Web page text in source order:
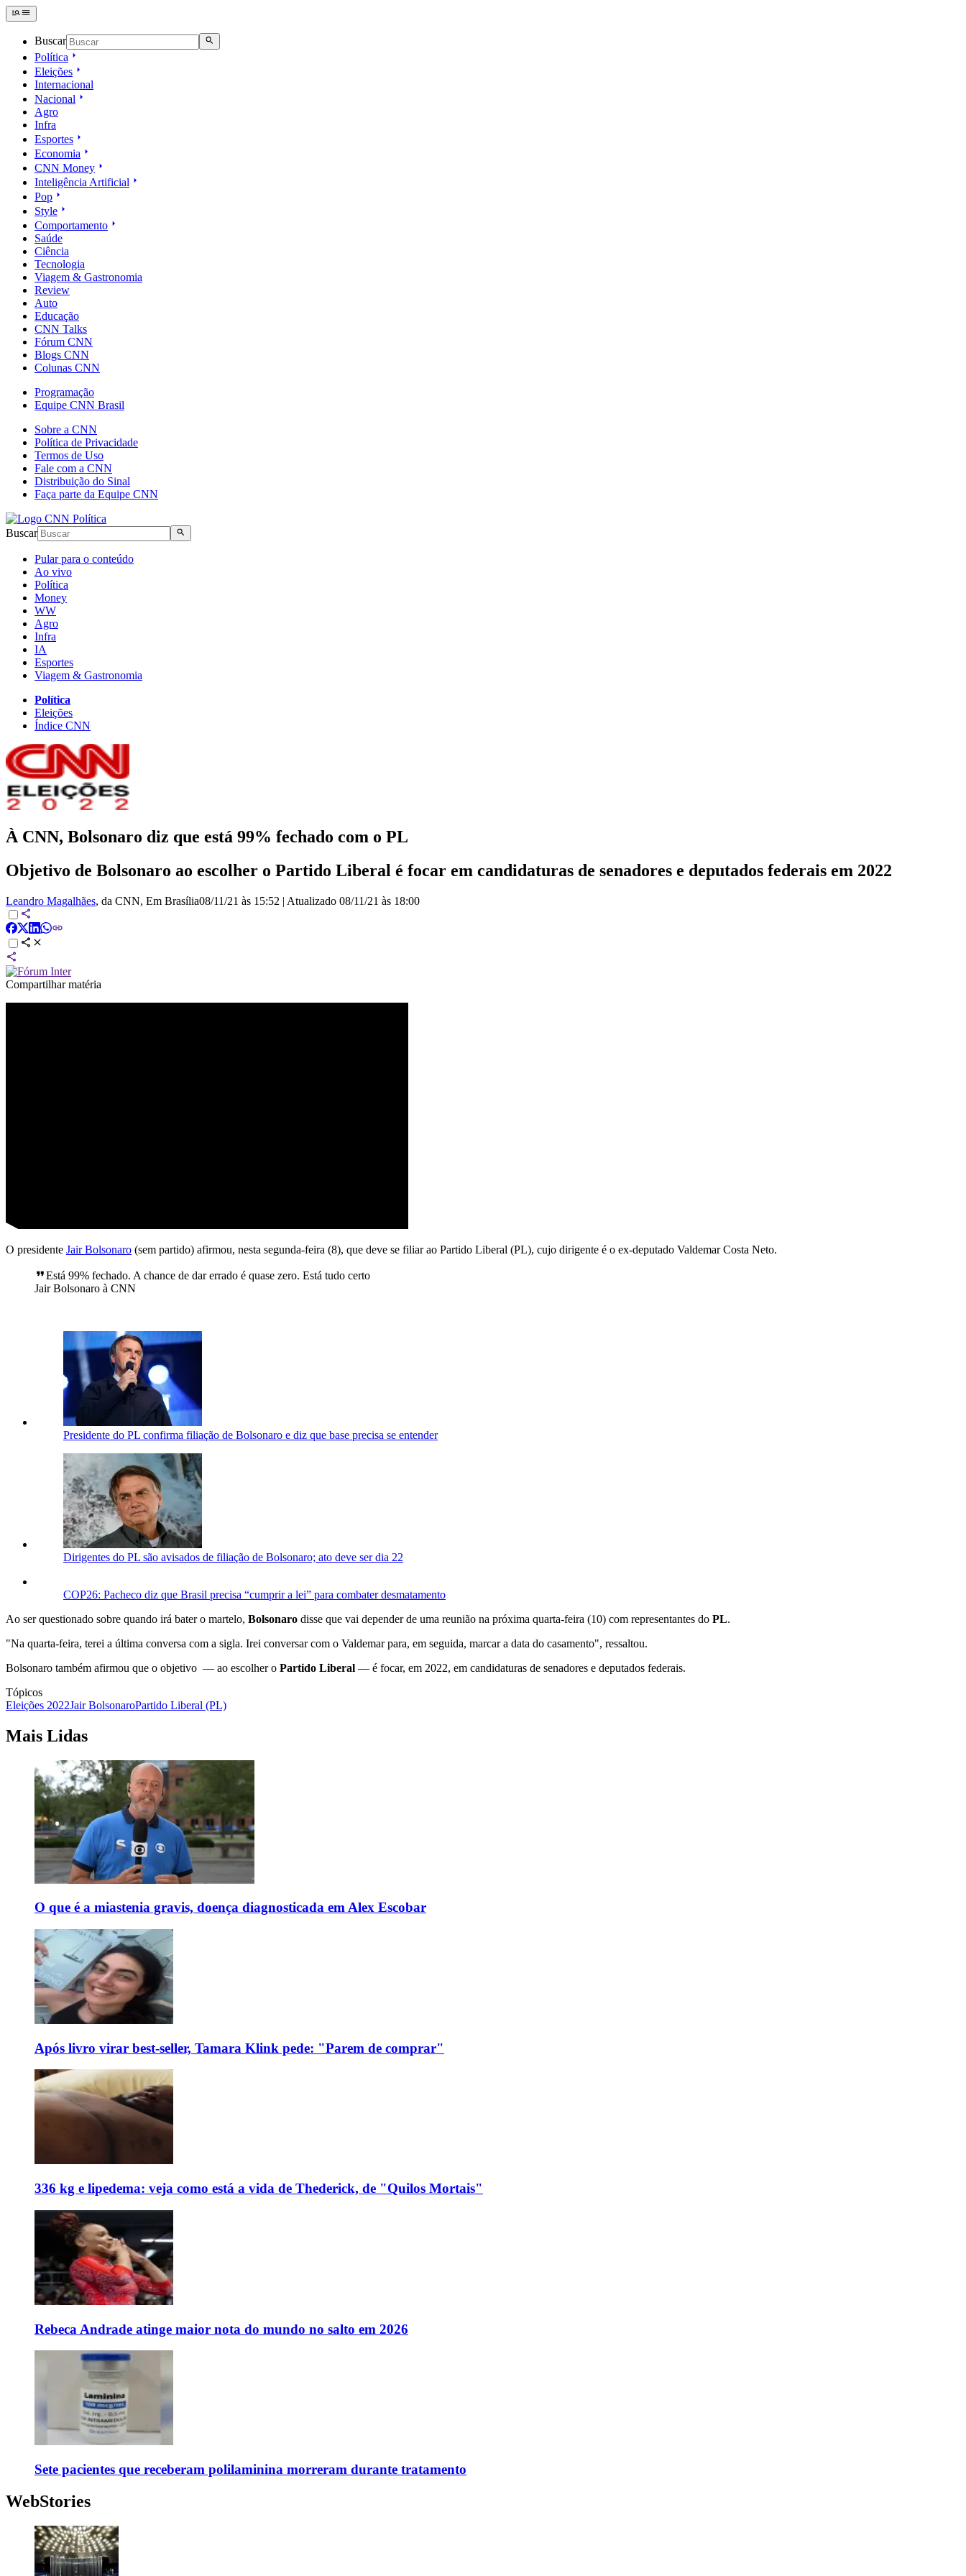
Buscar
Política
Eleições
Internacional
Nacional
Agro
Infra
Esportes
Economia
CNN Money
Inteligência Artificial
Pop
Style
Comportamento
Saúde
Ciência
Tecnologia
Viagem & Gastronomia
Review
Auto
Educação
CNN Talks
Fórum CNN
Blogs CNN
Colunas CNN
Programação
Equipe CNN Brasil
Sobre a CNN
Política de Privacidade
Termos de Uso
Fale com a CNN
Distribuição do Sinal
Faça parte da Equipe CNN
Buscar
Pular para o conteúdo
Ao vivo
Política
Money
WW
Agro
Infra
IA
Esportes
Viagem & Gastronomia
Política
Eleições
Índice CNN
À CNN, Bolsonaro diz que está 99% fechado com o PL
Objetivo de Bolsonaro ao escolher o Partido Liberal é focar em candidaturas de senadores e deputados federais em 2022
Leandro Magalhães, da CNN, Em Brasília08/11/21 às 15:52 | Atualizado 08/11/21 às 18:00
Compartilhar matéria
O presidente Jair Bolsonaro (sem partido) afirmou, nesta segunda-feira (8), que deve se filiar ao Partido Liberal (PL), cujo dirigente é o ex-deputado Valdemar Costa Neto.
Está 99% fechado. A chance de dar errado é quase zero. Está tudo certo
Jair Bolsonaro à CNN
Presidente do PL confirma filiação de Bolsonaro e diz que base precisa se entender
Dirigentes do PL são avisados de filiação de Bolsonaro; ato deve ser dia 22
COP26: Pacheco diz que Brasil precisa “cumprir a lei” para combater desmatamento
Ao ser questionado sobre quando irá bater o martelo, Bolsonaro disse que vai depender de uma reunião na próxima quarta-feira (10) com representantes do PL.
"Na quarta-feira, terei a última conversa com a sigla. Irei conversar com o Valdemar para, em seguida, marcar a data do casamento", ressaltou.
Bolsonaro também afirmou que o objetivo — ao escolher o Partido Liberal — é focar, em 2022, em candidaturas de senadores e deputados federais.
Tópicos
Eleições 2022Jair BolsonaroPartido Liberal (PL)
Mais Lidas
O que é a miastenia gravis, doença diagnosticada em Alex Escobar
Após livro virar best-seller, Tamara Klink pede: "Parem de comprar"
336 kg e lipedema: veja como está a vida de Thederick, de "Quilos Mortais"
Rebeca Andrade atinge maior nota do mundo no salto em 2026
Sete pacientes que receberam polilaminina morreram durante tratamento
WebStories